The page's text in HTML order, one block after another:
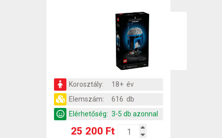
Korosztály:
18+ év
Elemszám:
616 db
Elérhetőség: 3-5 db azonnal
25 200 Ft